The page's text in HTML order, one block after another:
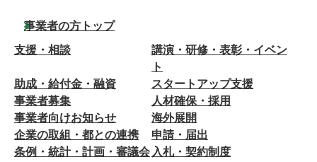
事業者の方トップ
支援・相談
講演・研修・表彰・イベン
ト
助成・給付金・融資
スタートアップ支援
事業者募集
人材確保・採用
事業者向けお知らせ
海外展開
企業の取組・都との連携
申請・届出
条例・統計・計画・審議会 入札・契約制度